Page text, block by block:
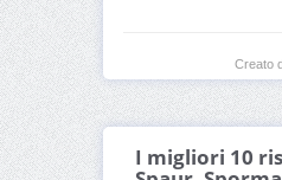
Creato
I migliori 10